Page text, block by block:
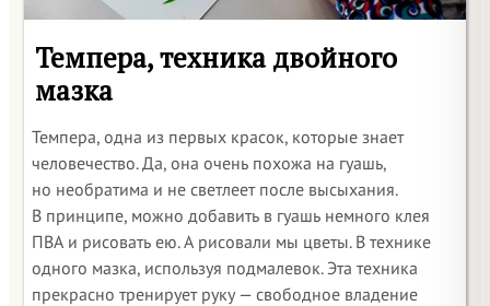
Темпера, техника двойного
мазка
Темпера, одна из первых красок, которые знает
человечество. Да, она очень похожа на гуашь,
но необратима и не светлеет после высыхания.
В принципе, можно добавить в гуашь немного клея
ПВА и рисовать ею. А рисовали мы цветы. В технике
одного мазка, используя подмалевок. Эта техника
прекрасно тренирует руку — свободное владение